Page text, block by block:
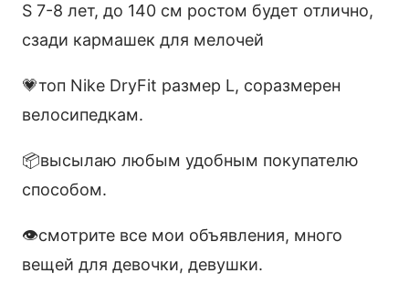
S 7-8 лет, до 140 см ростом будет отлично,
сзади кармашек для мелочей
💗топ Nike DryFit размер L, соразмерен
велосипедкам.
📦высылаю любым удобным покупателю
способом.
👁️смотрите все мои объявления, много
вещей для девочки, девушки.